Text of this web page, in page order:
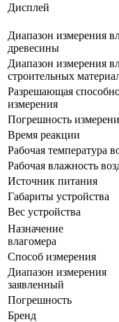
Дисплей
Диапазон измерения
древесины
Диапазон измерения
строительных
Разрешающая
измерения
Погрешность
Время реакции
Рабочая температура
Рабочая влажность
Источник питания
Габариты устройства
Вес устройства
Назначение
влагомера
Способ измерения
Диапазон измерения
заявленный
Погрешность
Бренд